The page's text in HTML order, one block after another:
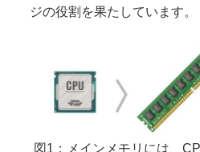
ジの役割を果たしています。
図1：メインメモリには、